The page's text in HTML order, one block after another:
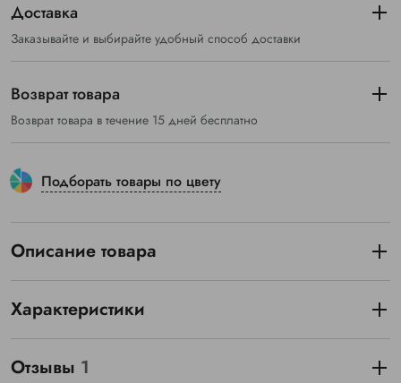
Доставка
Заказывайте и выбирайте удобный способ доставки
Возврат товара
Возврат товара в течение 15 дней бесплатно
Подборать товары по цвету
Описание товара
Характеристики
Отзывы 1